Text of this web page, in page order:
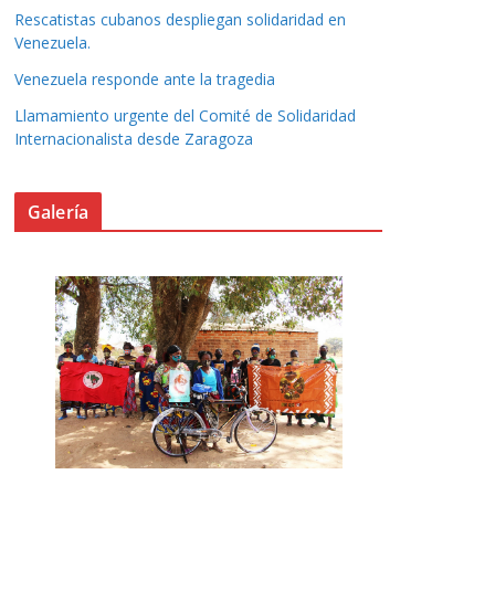
Rescatistas cubanos despliegan solidaridad en
Venezuela.
Venezuela responde ante la tragedia
Llamamiento urgente del Comité de Solidaridad
Internacionalista desde Zaragoza
Galería